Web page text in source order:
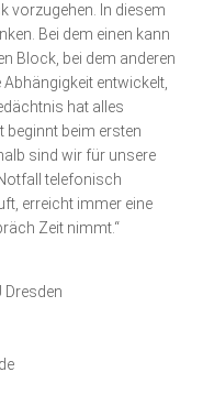
vorzugehen. In diesem
Bei dem einen kann
Block, bei dem anderen
entwickelt,
hat alles
beginnt beim ersten
sind wir für unsere
telefonisch
erreicht immer eine
Zeit nimmt.“
Dresden